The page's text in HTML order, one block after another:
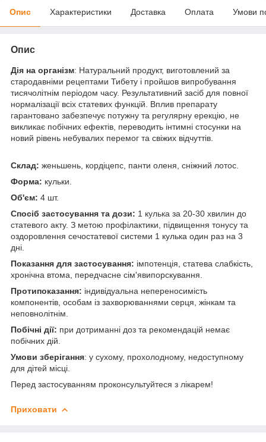
Опис Характеристики Доставка Оплата Умови
Опис
Дія на організм: Натуральний продукт, виготовлений за
стародавніми рецептами Тибету і пройшов випробування
тисячолітнім періодом часу. Результативний засіб для повної
нормалізації всіх статевих функцій. Вплив препарату
гарантовано забезпечує потужну та регулярну ерекцію, не
викликає побічних ефектів, переводить інтимні стосунки на
новий рівень небувалих перемог та свіжих відчуттів.
Склад: женьшень, кордіцепс, панти оленя, сніжний лотос.
Форма: кульки.
Об'єм: 4 шт.
Спосіб застосування та дози: 1 кулька за 20-30 хвилин до
статевого акту. З метою профілактики, підвищення тонусу та
оздоровлення сечостатевої системи 1 кулька один раз на 3
дні.
Показання для застосування: імпотенція, статева слабкість,
хронічна втома, передчасне сім'явипорскування.
Протипоказання: індивідуальна непереносимість
компонентів, особам із захворюваннями серця, жінкам та
неповнолітнім.
Побічні дії: при дотриманні доз та рекомендацій немає
побічних дій.
Умови зберігання: у сухому, прохолодному, недоступному
для дітей місці.
Перед застосуванням проконсультуйтеся з лікарем!
Приховати